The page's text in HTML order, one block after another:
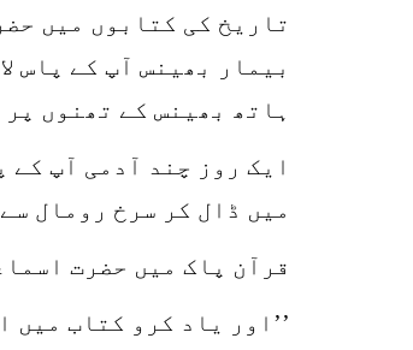
تاریخ کی کتابوں میں
بیمار بھینس آپ کے پاس
ہاتھ بھینس کے تھنوں
ایک روز چند آدمی آپ کے
میں ڈال کر سرخ رومال
قرآن پاک میں حضرت
’’اور یاد کرو کتاب